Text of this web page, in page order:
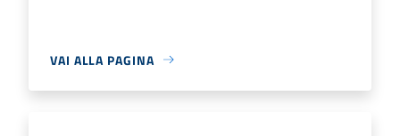
VAI ALLA PAGINA